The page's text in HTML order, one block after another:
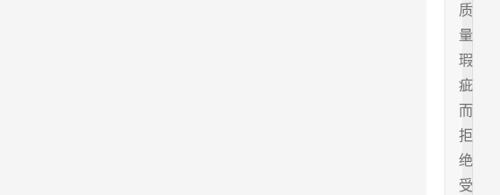
质
量
瑕
疵
而
拒
绝
受